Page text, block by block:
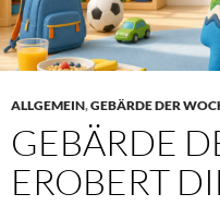
ALLGEMEIN,GEBÄRDE DER
GEBÄRDE
EROBERT